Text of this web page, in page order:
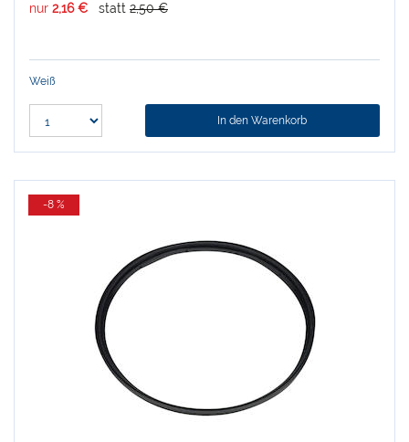
nur 2,16 € statt 2,50 €
Weiß
In den Warenkorb
-8 %